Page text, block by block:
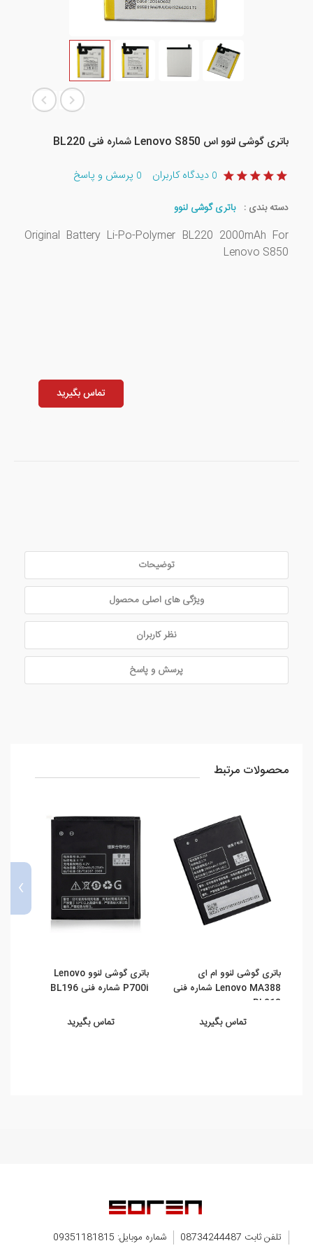
باتری گوشی لنوو اس Lenovo S850 شماره فنی BL220
0 دیدگاه کاربران 0 پرسش و پاسخ
دسته بندی : باتری گوشی لنوو
Original Battery Li-Po-Polymer BL220 2000mAh For
Lenovo S850
تماس بگیرید
توضیحات
ویژگی های اصلی محصول
نظر کاربران
پرسش و پاسخ
محصولات مرتبط
باتری گوشی لنوو ام ای
Lenovo MA388 شماره فنی
BL213
تماس بگیرید
باتری گوشی لنوو Lenovo
P700i شماره فنی BL196
تماس بگیرید
›
تلفن ثابت 08734244487 شماره موبایل: 09351181815